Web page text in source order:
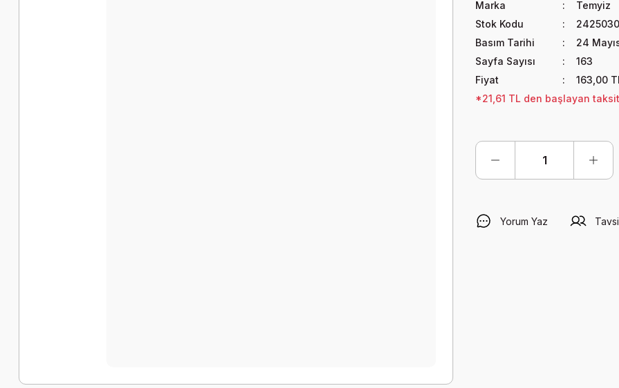
Marka
Temyiz
Stok Kodu
Basım Tarihi
24
Sayfa Sayısı
163
Fiyat
163,00
*21,61 TL den başlayan
Yorum Yaz